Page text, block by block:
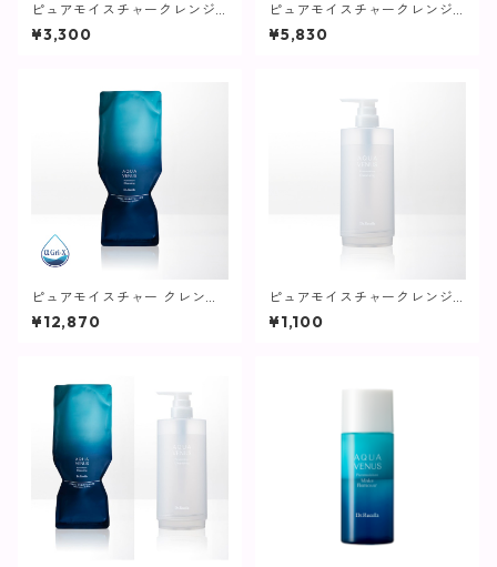
ピュアモイスチャークレンジ
ング / 75g【クレンジング】
¥3,300
ピュアモイスチャークレンジ
ング / 150g【クレンジング】
¥5,830
ピュアモイスチャー クレンジ
ング (詰替え) / 500g【クレン
ジング】
¥12,870
ピュアモイスチャークレンジ
ング / 500g詰替用専用ボトル
【クレンジング】
¥1,100